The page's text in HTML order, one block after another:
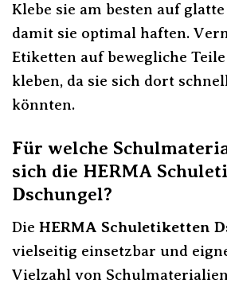
Klebe sie am besten auf
damit sie optimal haften.
Etiketten auf bewegliche
kleben, da sie sich dort
könnten.
Für welche
sich die HERMA
Dschungel?
Die HERMA Schuletiketten
vielseitig einsetzbar und
Vielzahl von